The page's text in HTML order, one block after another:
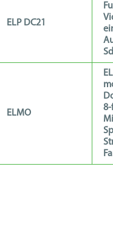
ELP DC21
ELMO